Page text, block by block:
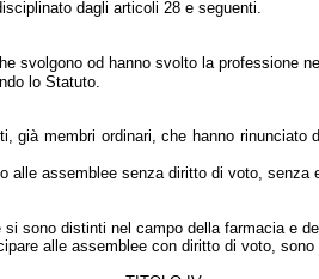
dagli articoli 28 e seguenti.
svolgono od hanno svolto la professione
lo Statuto.
già membri ordinari, che hanno
assemblee senza diritto di voto,
sono distinti nel campo della farmacia e
alle assemblee con diritto di voto,